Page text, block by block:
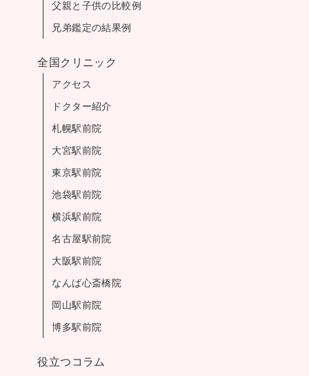
父親と子供の比較例
兄弟鑑定の結果例
全国クリニック
アクセス
ドクター紹介
札幌駅前院
大宮駅前院
東京駅前院
池袋駅前院
横浜駅前院
名古屋駅前院
大阪駅前院
なんば心斎橋院
岡山駅前院
博多駅前院
役立つコラム